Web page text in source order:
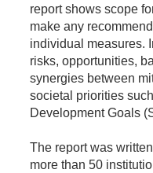
report shows scope
make any
individual measures.
risks, opportunities,
synergies between
societal priorities
Development Goals
The report was
more than 50